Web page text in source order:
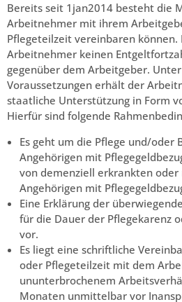
Bereits seit 1jan2014 besteht die
Arbeitnehmer mit ihrem
Pflegeteilzeit vereinbaren können.
Arbeitnehmer keinen
gegenüber dem Arbeitgeber.
Voraussetzungen erhält der
staatliche Unterstützung in Form
Hierfür sind folgende
Es geht um die Pflege und/oder
Angehörigen mit
von demenziell erkrankten
Angehörigen mit
Eine Erklärung der
für die Dauer der Pflegekarenz
vor.
Es liegt eine schriftliche
oder Pflegeteilzeit mit dem
ununterbrochenem
Monaten unmittelbar vor